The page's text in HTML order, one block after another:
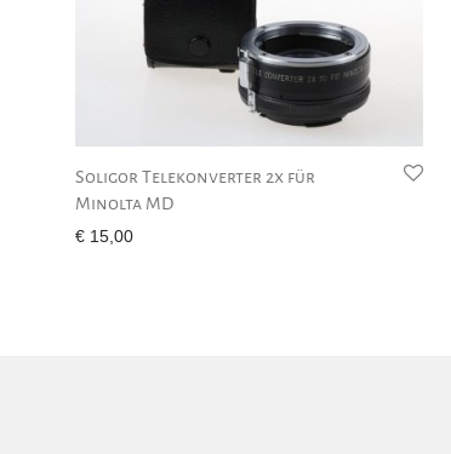
Soligor Telekonverter 2x für
Minolta MD
€ 15,00